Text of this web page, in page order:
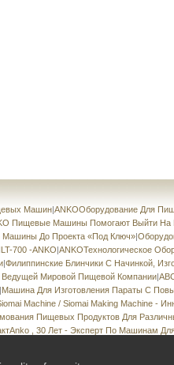
Машин|ANKOОборудование Для
Пищевые Машины Помогают Выйти На
Машины До Проекта «под Ключ»|
700 -ANKO|ANKOТехнологическое
|Филиппинские Блинчики С Начинкой,
Ведущей Мировой Пищевой Компании|
|Машина Для Изготовления Параты С
Machine / Siomai Making Machine -
Пищевых Продуктов Для
, 30 Лет - Эксперт По Машинам